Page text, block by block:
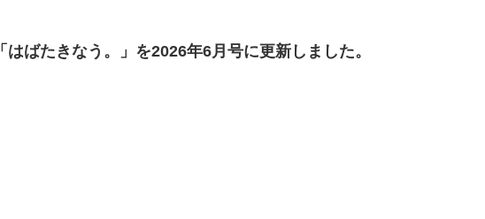
「はばたきなう。」を2026年6月号に更新しました。